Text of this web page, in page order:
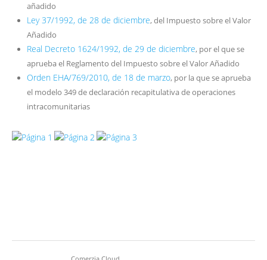
añadido
Ley 37/1992, de 28 de diciembre, del Impuesto sobre el Valor
Añadido
Real Decreto 1624/1992, de 29 de diciembre, por el que se
aprueba el Reglamento del Impuesto sobre el Valor Añadido
Orden EHA/769/2010, de 18 de marzo, por la que se aprueba
el modelo 349 de declaración recapitulativa de operaciones
intracomunitarias